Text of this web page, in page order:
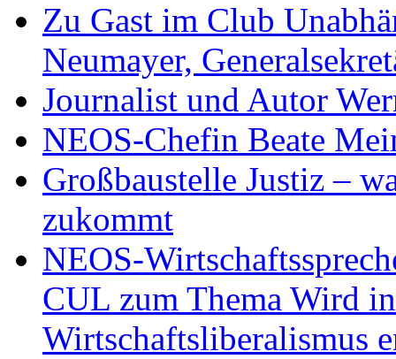
Zu Gast im Club
Neumayer,
Journalist und Autor
NEOS-Chefin Beate
Großbaustelle Justiz –
zukommt
NEOS-
CUL zum Thema Wird
Wirtschaftsliberalismus